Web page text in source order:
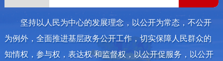
坚持以人民为中心的发展理念，以公开为常态，不公开
为例外，全面推进基层政务公开工作，切实保障人民群众的
知情权，参与权，表达权 和监督权，以公开促服务，以公开